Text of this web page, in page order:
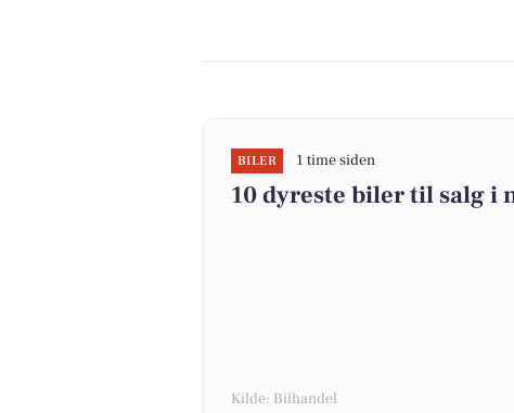
BILER 1 time siden
10 dyreste biler til salg i
Kilde: Bilhandel